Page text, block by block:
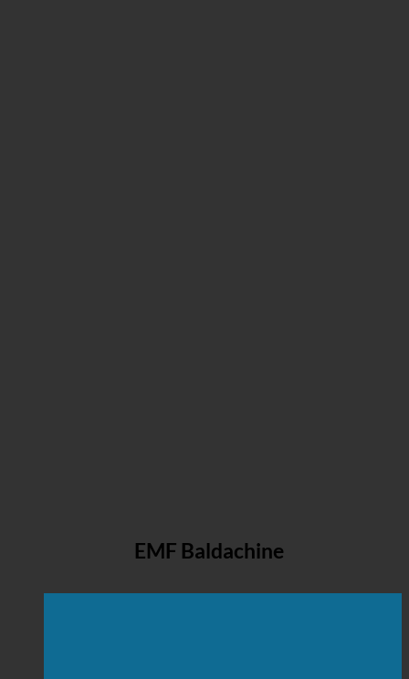
EMF Baldachine